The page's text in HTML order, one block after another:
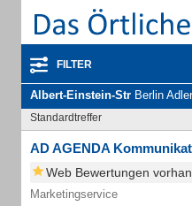
FILTER
Albert-Einstein-Str Berlin Adlershof -
Standardtreffer
AD AGENDA
Web Bewertungen
Marketingservice